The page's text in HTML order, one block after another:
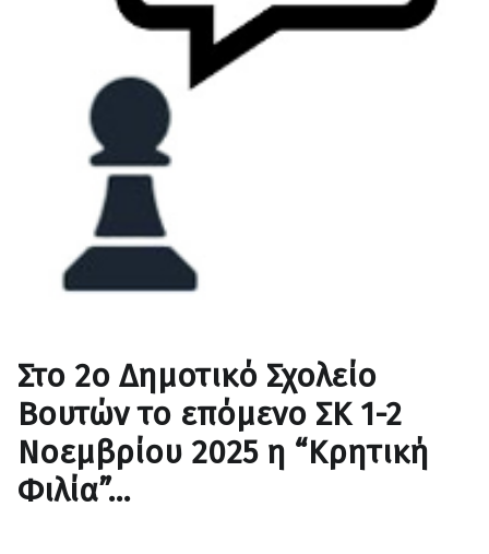
Στο 2ο Δημοτικό Σχολείο
Βουτών το επόμενο ΣΚ 1-2
Νοεμβρίου 2025 η “Κρητική
Φιλία”…